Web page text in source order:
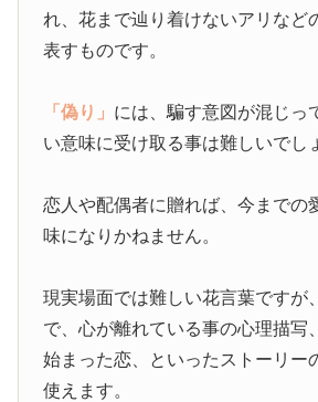
れ、花まで辿り着けないアリなど
表すものです。
「偽り」 には、騙す意図が混じっ
い意味に受け取る事は難しいでし
恋人や配偶者に贈れば、今までの
味になりかねません。
現実場面では難しい花言葉ですが
で、心が離れている事の心理描写
始まった恋、といったストーリー
使えます。